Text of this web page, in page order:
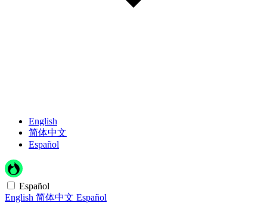
English
简体中文
Español
Español
English 简体中文 Español